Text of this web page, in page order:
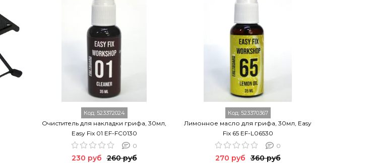
Код: 523372024
Очиститель для накладки грифа, 30мл,
Easy Fix 01 EF-FC0130
0
230 руб 260 руб
Код: 523370367
Лимонное масло для грифа, 30мл, Easy
Fix 65 EF-L06530
0
270 руб 360 руб